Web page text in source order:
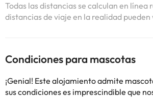
Todas las distancias se calculan en línea
distancias de viaje en la realidad pueden
Condiciones para mascotas
¡Genial! Este alojamiento admite
sus condiciones es imprescindible que